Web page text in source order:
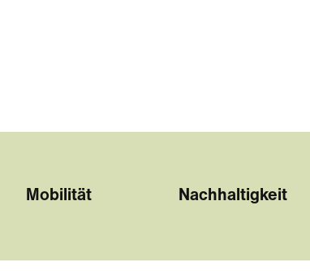
Mobilität Nachhaltigkeit